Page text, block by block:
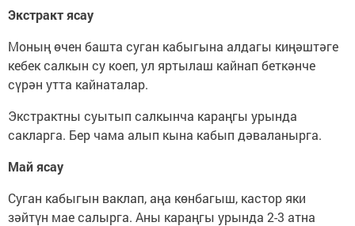
Экстракт ясау
Моның өчен башта суган кабыгына алдагы киңәштәге
кебек салкын су коеп, ул яртылаш кайнап беткәнче
сүрән утта кайнаталар.
Экстрактны суытып салкынча караңгы урында
сакларга. Бер чама алып кына кабып дәваланырга.
Май ясау
Суган кабыгын ваклап, аңа көнбагыш, кастор яки
зәйтүн мае салырга. Аны караңгы урында 2-3 атна